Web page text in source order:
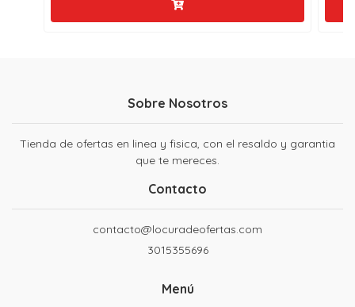
Sobre Nosotros
Tienda de ofertas en linea y fisica, con el resaldo y garantia
que te mereces.
Contacto
contacto@locuradeofertas.com
3015355696
Menú